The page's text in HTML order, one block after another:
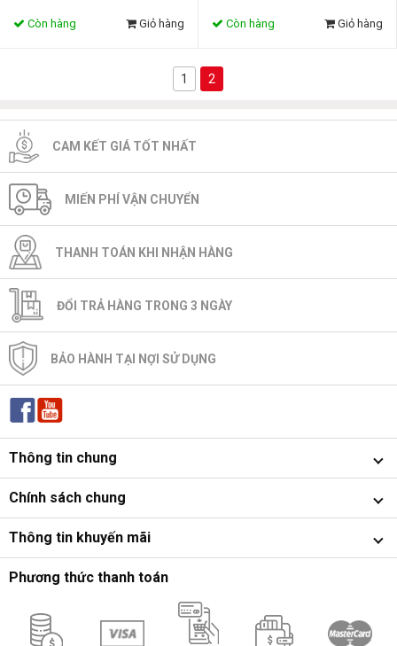
Còn hàng Giỏ hàng Còn hàng Giỏ hàng
1 2
CAM KẾT GIÁ TỐT NHẤT
MIẾN PHÍ VẬN CHUYỂN
THANH TOÁN KHI NHẬN HÀNG
ĐỔI TRẢ HÀNG TRONG 3 NGÀY
BẢO HÀNH TẠI NỢI SỬ DỤNG
Thông tin chung
Chính sách chung
Thông tin khuyến mãi
Phương thức thanh toán